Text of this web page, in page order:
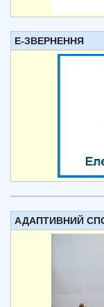
Е-ЗВЕРНЕННЯ
АДАПТИВНИЙ